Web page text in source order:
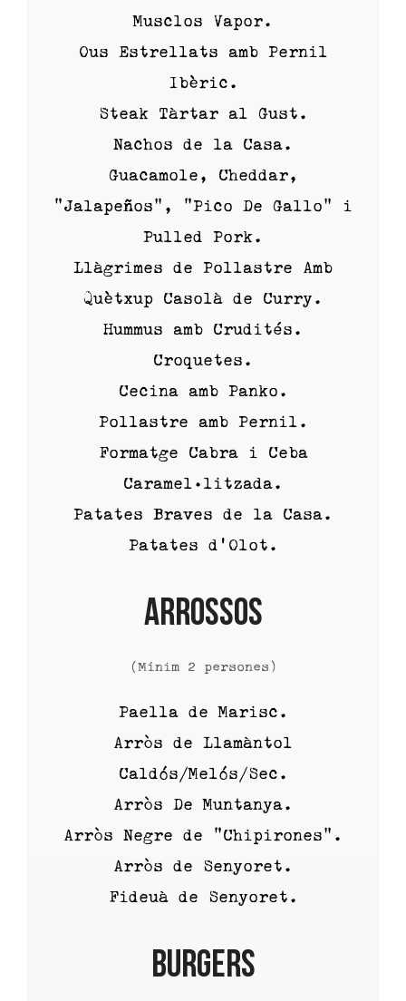
Musclos Vapor.
Ous Estrellats amb Pernil
Ibèric.
Steak Tàrtar al Gust.
Nachos de la Casa.
Guacamole, Cheddar,
“Jalapeños”, “Pico De Gallo” i
Pulled Pork.
Llàgrimes de Pollastre Amb
Quètxup Casolà de Curry.
Hummus amb Crudités.
Croquetes.
Cecina amb Panko.
Pollastre amb Pernil.
Formatge Cabra i Ceba
Caramel·litzada.
Patates Braves de la Casa.
Patates d’Olot.
ARROSSOS
(Mínim 2 persones)
Paella de Marisc.
Arròs de Llamàntol
Caldós/Melós/Sec.
Arròs De Muntanya.
Arròs Negre de “Chipirones”.
Arròs de Senyoret.
Fideuà de Senyoret.
BURGERS